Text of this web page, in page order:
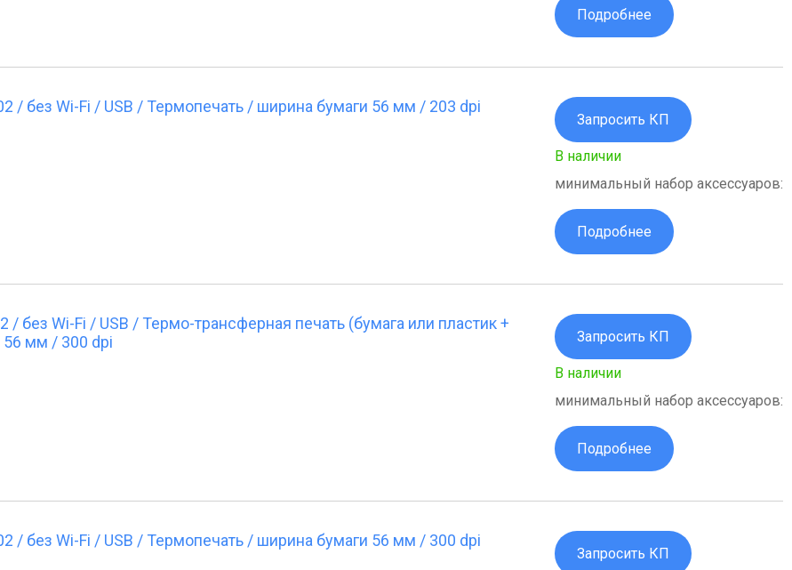
Подробнее
Запросить КП
В наличии
минимальный набор аксессуаров:
Подробнее
/ без Wi-Fi / USB / Термопечать / ширина бумаги 56 мм / 203 dpi
Запросить КП
В наличии
минимальный набор аксессуаров:
Подробнее
/ без Wi-Fi / USB / Термо-трансферная печать (бумага или пластик +
56 мм / 300 dpi
Запросить КП
/ без Wi-Fi / USB / Термопечать / ширина бумаги 56 мм / 300 dpi